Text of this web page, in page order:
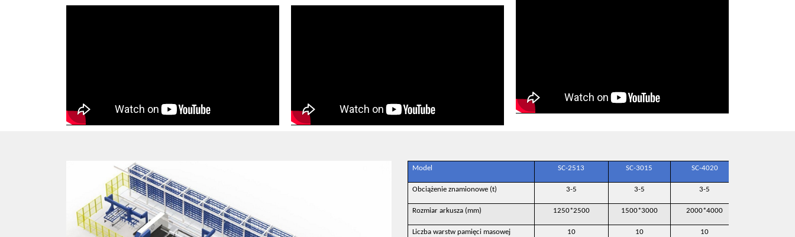
Model SC-2513 SC-3015 SC-4020
Obciążenie znamionowe (t) 3-5 3-5 3-5
Rozmiar arkusza (mm) 1250*2500 1500*3000 2000*4000
Liczba warstw pamięci masowej 10 10 10